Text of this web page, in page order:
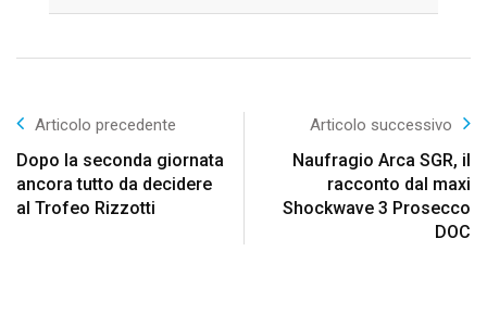
Articolo precedente
Dopo la seconda giornata
ancora tutto da decidere
al Trofeo Rizzotti
Articolo successivo
Naufragio Arca SGR, il
racconto dal maxi
Shockwave 3 Prosecco
DOC